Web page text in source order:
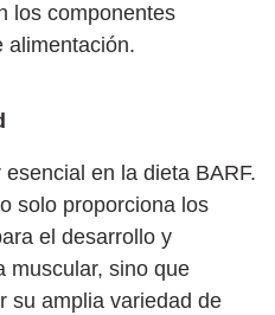
los componentes
alimentación.
en la dieta BARF.
solo proporciona los
el desarrollo y
muscular, sino que
su amplia variedad de